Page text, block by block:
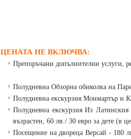
ЦЕНАТА НЕ ВКЛЮЧВА:
Препоръчани допълнителни услуги,
Полудневна Обзорна обиколка на
Полудневна екскурзия Монмартър и
Полудневна екскурзия Из
възрастен, 60 лв./ 30 евро за дете (в
Посещение на двореца Версай - 180